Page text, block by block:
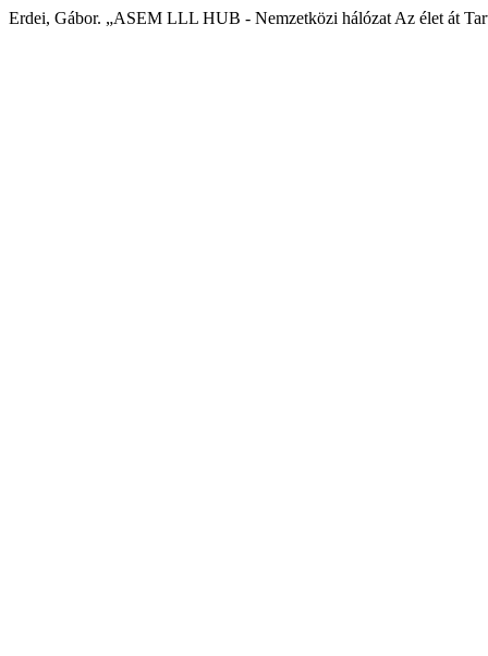
Erdei, Gábor. „ASEM LLL HUB - Nemzetközi hálózat Az élet át